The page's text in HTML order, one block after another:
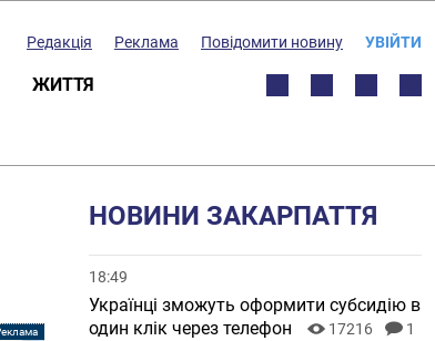
Редакція Реклама Повідомити новину УВІЙТИ
ЖИТТЯ
НОВИНИ ЗАКАРПАТТЯ
18:49
Українці зможуть оформити субсидію в
один клік через телефон
17216 1